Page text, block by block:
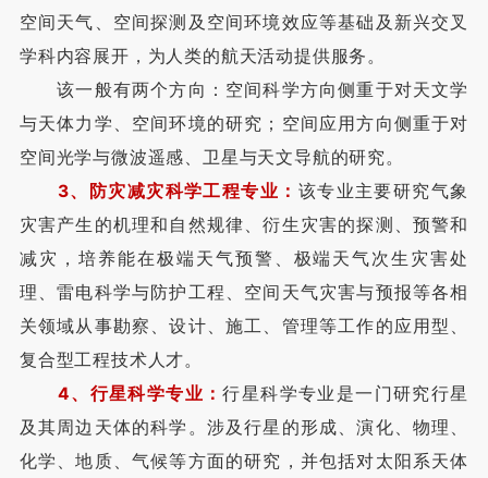
空间天气、空间探测及空间环境效应等基础及新兴交叉
学科内容展开，为人类的航天活动提供服务。
该一般有两个方向：空间科学方向侧重于对天文学
与天体力学、空间环境的研究；空间应用方向侧重于对
空间光学与微波遥感、卫星与天文导航的研究。
3、防灾减灾科学工程专业： 该专业主要研究气象
灾害产生的机理和自然规律、衍生灾害的探测、预警和
减灾，培养能在极端天气预警、极端天气次生灾害处
理、雷电科学与防护工程、空间天气灾害与预报等各相
关领域从事勘察、设计、施工、管理等工作的应用型、
复合型工程技术人才。
4、行星科学专业：行星科学专业是一门研究行星
及其周边天体的科学。涉及行星的形成、演化、物理、
化学、地质、气候等方面的研究，并包括对太阳系天体